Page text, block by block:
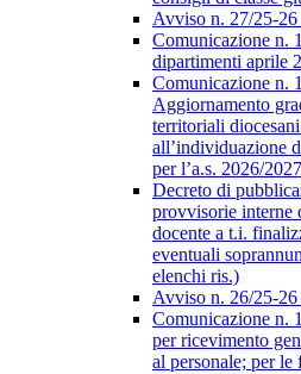
Avviso n. 27/25-
Comunicazione n.
dipartimenti aprile
Comunicazione n.
Aggiornamento
territoriali
all’individuazione
per l’a.s. 2026/2027
Decreto di
provvisorie interne
docente a t.i.
eventuali
elenchi ris.)
Avviso n. 26/25-
Comunicazione n.
per ricevimento
al personale; per